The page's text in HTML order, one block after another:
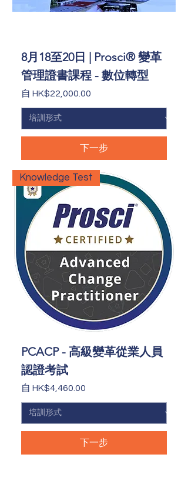
8月18至20日 | Prosci® 變革
管理證書課程 - 數位轉型
自 HK$22,000.00
促銷價格
下一步
Knowledge Test
PCACP - 高級變革從業人員
認證考試
自 HK$4,460.00
促銷價格
下一步